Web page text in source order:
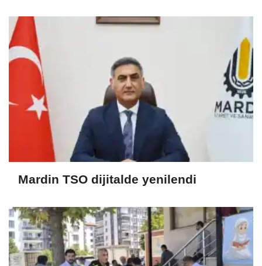
Mardin TSO dijitalde yenilendi